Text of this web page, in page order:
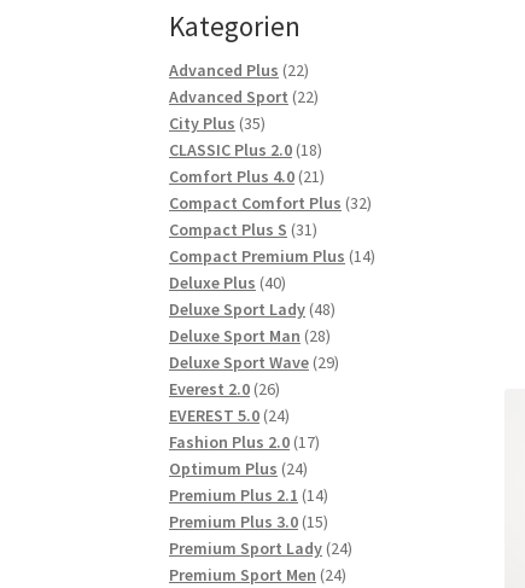
Kategorien
Advanced Plus 2222
Produkte
Advanced Sport 2222
City Plus 3535
Produkte
CLASSIC Plus 2.0 1818
Produkte
Comfort Plus 4.0 2121
Produkte
Compact Comfort Plus 3232
Compact Plus S 3131
Produkte
Compact Premium Plus 1414
Deluxe Plus 4040
Produkte
Deluxe Sport Lady 4848
Deluxe Sport Man 2828
Produkte
Deluxe Sport Wave 2929
Everest 2.0 2626
Produkte
EVEREST 5.0 2424
Produkte
Fashion Plus 2.0 1717
Optimum Plus 2424
Produkte
Premium Plus 2.1 1414
Produkte
Premium Plus 3.0 1515
Produkte
Premium Sport Lady 2424
Premium Sport Men 2424